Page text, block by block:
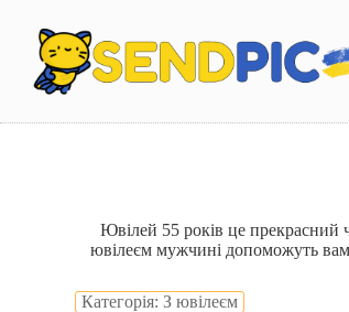
т
Ювілей 55 років це прекрасний
ювілеєм мужчині допоможуть вам
Категорія: З ювілеєм